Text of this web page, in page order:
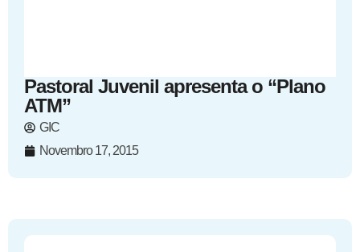
Pastoral Juvenil apresenta o “Plano
ATM”
GIC
Novembro 17, 2015